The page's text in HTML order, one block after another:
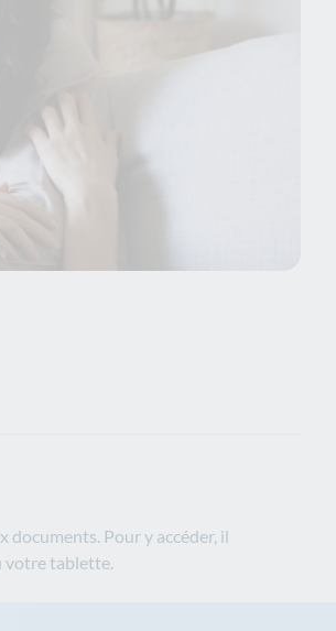
documents. Pour y accéder, il
votre tablette.